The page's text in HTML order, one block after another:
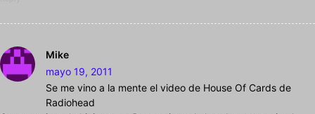
Mike
mayo 19, 2011
Se me vino a la mente el video de House Of Cards de
Radiohead